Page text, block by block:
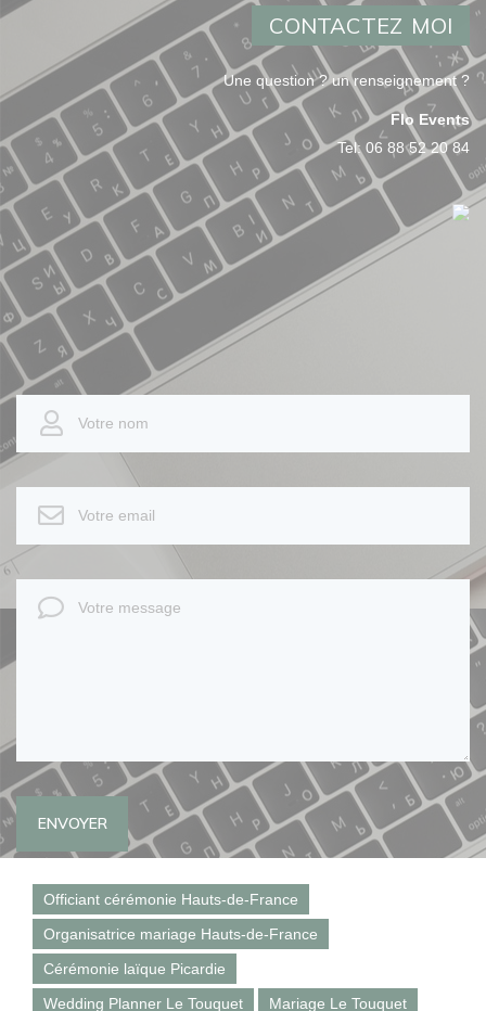
CONTACTEZ MOI
Une question ? un renseignement ?
Flo Events
Tel:06 88 52 20 84
ENVOYER
Officiant cérémonie Hauts-de-France
Organisatrice mariage Hauts-de-France
Cérémonie laïque Picardie
Wedding Planner Le Touquet
Mariage Le Touquet